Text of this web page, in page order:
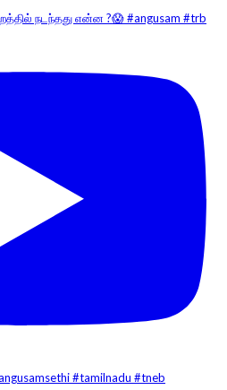
நடந்தது என்ன ?😱 #angusam #trb